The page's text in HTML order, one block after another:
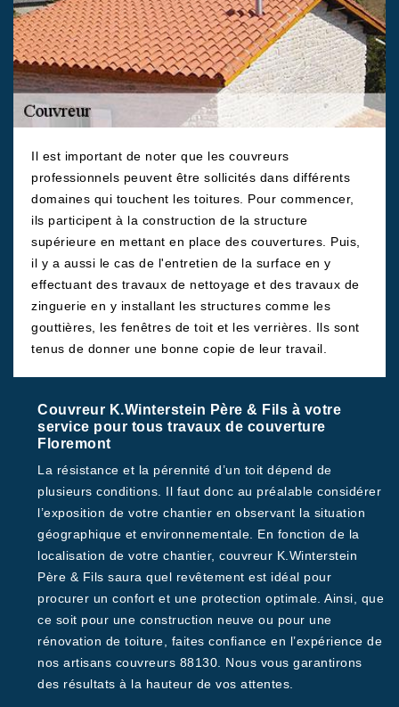
Il est important de noter que les couvreurs
professionnels peuvent être sollicités dans différents
domaines qui touchent les toitures. Pour commencer,
ils participent à la construction de la structure
supérieure en mettant en place des couvertures. Puis,
il y a aussi le cas de l'entretien de la surface en y
effectuant des travaux de nettoyage et des travaux de
zinguerie en y installant les structures comme les
gouttières, les fenêtres de toit et les verrières. Ils sont
tenus de donner une bonne copie de leur travail.
Couvreur K.Winterstein Père & Fils à votre
service pour tous travaux de couverture
Floremont
La résistance et la pérennité d’un toit dépend de
plusieurs conditions. Il faut donc au préalable considérer
l’exposition de votre chantier en observant la situation
géographique et environnementale. En fonction de la
localisation de votre chantier, couvreur K.Winterstein
Père & Fils saura quel revêtement est idéal pour
procurer un confort et une protection optimale. Ainsi, que
ce soit pour une construction neuve ou pour une
rénovation de toiture, faites confiance en l’expérience de
nos artisans couvreurs 88130. Nous vous garantirons
des résultats à la hauteur de vos attentes.